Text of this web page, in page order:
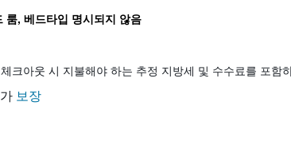
룸, 베드타입 명시되지 않음
크아웃 시 지불해야 하는 추정 지방세 및 수수료를 포함
보장